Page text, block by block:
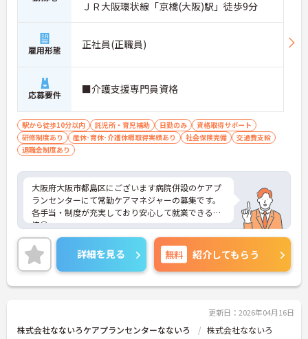
ＪＲ大阪環状線「京橋(大阪)駅」徒歩9分
雇用形態 正社員(正職員)
応募要件 ■介護支援専門員資格
駅から徒歩10分以内 託児所・育児補助 日勤のみ
資格取得サポート
研修制度あり
産休･育休･介護休暇取得実績あり 社会保険完備
交通費支給
退職金制度あり
大阪府大阪市都島区にございます病院併設のケアプ
ランセンターにて常勤ケアマネジャーの募集です。
各手当・制度が充実しており安心して就業できる環
境◎
託児所を完備しているので小さなお子様がいらっし
ゃる方も活躍しやすい職場ですよ♪
ご興味ある方には、面接対策ポイントなど、さらに
詳細をお話しいたしますのでお気軽にご相談くださ
い。
詳細を見る 無料 紹介してもらう
更新日：2026年04月16日
株式会社なないろケアプランセンターなないろ 株式会社なないろ